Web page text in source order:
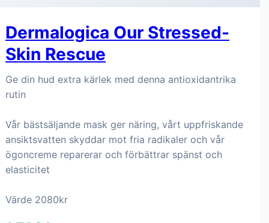
Dermalogica Our Stressed-
Skin Rescue
Ge din hud extra kärlek med denna antioxidantrika
rutin
Vår bästsäljande mask ger näring, vårt uppfriskande
ansiktsvatten skyddar mot fria radikaler och vår
ögoncreme reparerar och förbättrar spänst och
elasticitet
Värde 2080kr